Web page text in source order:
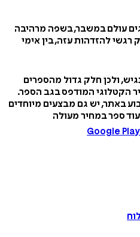
עולם במשבר, בשפה מרהיבה
רגשי להזדהות עזה, בין אימי
ולכן חלק גדול מהספרים
הקטלוגי המודפס בגב הספר.
באתר, יש גם מבצעים מיוחדים
ספר במחיר מעולה
Google Play